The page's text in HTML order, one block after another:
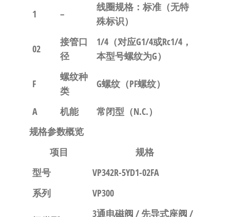
1 –
线圈规格：标准（无特
殊标识）
02
接管口
径
1/4（对应G1/4或Rc1/4，
本型号螺纹为G）
F
螺纹种
类
G螺纹（PF螺纹）
A 机能
常闭型（N.C.）
规格参数概览
项目
规格
型号
VP342R-5YD1-02FA
系列
VP300
3通电磁阀 / 先导式座阀 /